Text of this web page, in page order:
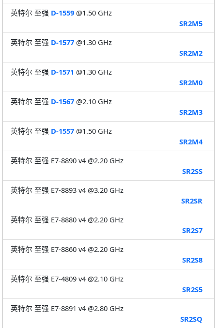
英特尔 至强 D-1559 @1.50 GHz
SR2M5
英特尔 至强 D-1577 @1.30 GHz
SR2M2
英特尔 至强 D-1571 @1.30 GHz
SR2M0
英特尔 至强 D-1567 @2.10 GHz
SR2M3
英特尔 至强 D-1557 @1.50 GHz
SR2M4
英特尔 至强 E7-8890 v4 @2.20 GHz
SR2SS
英特尔 至强 E7-8893 v4 @3.20 GHz
SR2SR
英特尔 至强 E7-8880 v4 @2.20 GHz
SR2S7
英特尔 至强 E7-8860 v4 @2.20 GHz
SR2S8
英特尔 至强 E7-4809 v4 @2.10 GHz
SR2S5
英特尔 至强 E7-8891 v4 @2.80 GHz
SR2SQ